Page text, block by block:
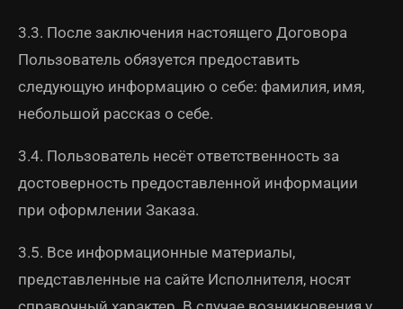
3.3. После заключения настоящего Договора
Пользователь обязуется предоставить
следующую информацию о себе: фамилия, имя,
небольшой рассказ о себе.
3.4. Пользователь несёт ответственность за
достоверность предоставленной информации
при оформлении Заказа.
3.5. Все информационные материалы,
представленные на сайте Исполнителя, носят